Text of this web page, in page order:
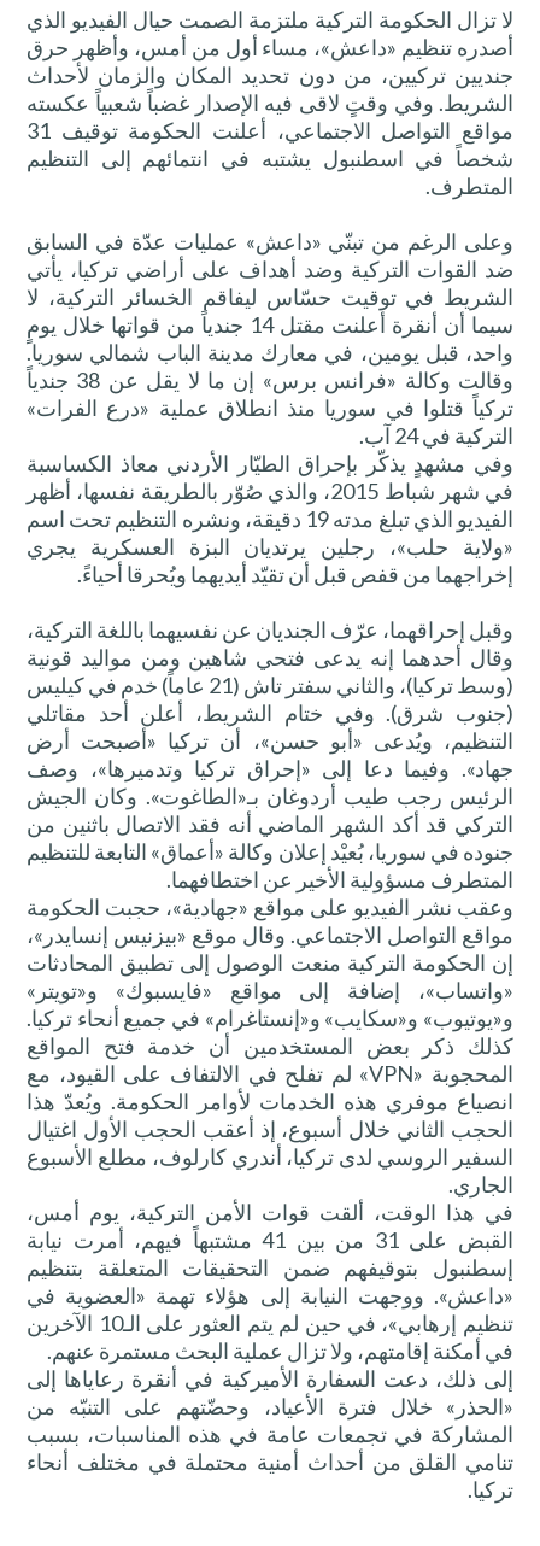
لا تزال الحكومة التركية ملتزمة الصمت حيال الفيديو الذي
أصدره تنظيم «داعش»، مساء أول من أمس، وأظهر حرق
جنديين تركيين، من دون تحديد المكان والزمان لأحداث
الشريط. وفي وقتٍ لاقى فيه الإصدار غضباً شعبياً عكسته
مواقع التواصل الاجتماعي، أعلنت الحكومة توقيف 31
شخصاً في اسطنبول يشتبه في انتمائهم إلى التنظيم
المتطرف.
وعلى الرغم من تبنّي «داعش» عمليات عدّة في السابق
ضد القوات التركية وضد أهداف على أراضي تركيا، يأتي
الشريط في توقيت حسّاس ليفاقم الخسائر التركية، لا
سيما أن أنقرة أعلنت مقتل 14 جندياً من قواتها خلال يومٍ
واحد، قبل يومين، في معارك مدينة الباب شمالي سوريا.
وقالت وكالة «فرانس برس» إن ما لا يقل عن 38 جندياً
تركياً قتلوا في سوريا منذ انطلاق عملية «درع الفرات»
التركية في 24 آب.
وفي مشهدٍ يذكّر بإحراق الطيّار الأردني معاذ الكساسبة
في شهر شباط 2015، والذي صُوّر بالطريقة نفسها، أظهر
الفيديو الذي تبلغ مدته 19 دقيقة، ونشره التنظيم تحت اسم
«ولاية حلب»، رجلين يرتديان البزة العسكرية يجري
إخراجهما من قفص قبل أن تقيّد أيديهما ويُحرقا أحياءً.
وقبل إحراقهما، عرّف الجنديان عن نفسيهما باللغة التركية،
وقال أحدهما إنه يدعى فتحي شاهين ومن مواليد قونية
(وسط تركيا)، والثاني سفتر تاش (21 عاماً) خدم في كيليس
(جنوب شرق). وفي ختام الشريط، أعلن أحد مقاتلي
التنظيم، ويُدعى «أبو حسن»، أن تركيا «أصبحت أرض
جهاد». وفيما دعا إلى «إحراق تركيا وتدميرها»، وصف
الرئيس رجب طيب أردوغان بـ«الطاغوت». وكان الجيش
التركي قد أكد الشهر الماضي أنه فقد الاتصال باثنين من
جنوده في سوريا، بُعيْد إعلان وكالة «أعماق» التابعة للتنظيم
المتطرف مسؤولية الأخير عن اختطافهما.
وعقب نشر الفيديو على مواقع «جهادية»، حجبت الحكومة
مواقع التواصل الاجتماعي. وقال موقع «بيزنيس إنسايدر»،
إن الحكومة التركية منعت الوصول إلى تطبيق المحادثات
«واتساب»، إضافة إلى مواقع «فايسبوك» و«تويتر»
و«يوتيوب» و«سكايب» و«إنستاغرام» في جميع أنحاء تركيا.
كذلك ذكر بعض المستخدمين أن خدمة فتح المواقع
المحجوبة «VPN» لم تفلح في الالتفاف على القيود، مع
انصياع موفري هذه الخدمات لأوامر الحكومة. ويُعدّ هذا
الحجب الثاني خلال أسبوع، إذ أعقب الحجب الأول اغتيال
السفير الروسي لدى تركيا، أندري كارلوف، مطلع الأسبوع
الجاري.
في هذا الوقت، ألقت قوات الأمن التركية، يوم أمس،
القبض على 31 من بين 41 مشتبهاً فيهم، أمرت نيابة
إسطنبول بتوقيفهم ضمن التحقيقات المتعلقة بتنظيم
«داعش». ووجهت النيابة إلى هؤلاء تهمة «العضوية في
تنظيم إرهابي»، في حين لم يتم العثور على الـ10 الآخرين
في أمكنة إقامتهم، ولا تزال عملية البحث مستمرة عنهم.
إلى ذلك، دعت السفارة الأميركية في أنقرة رعاياها إلى
«الحذر» خلال فترة الأعياد، وحضّتهم على التنبّه من
المشاركة في تجمعات عامة في هذه المناسبات، بسبب
تنامي القلق من أحداث أمنية محتملة في مختلف أنحاء
تركيا.